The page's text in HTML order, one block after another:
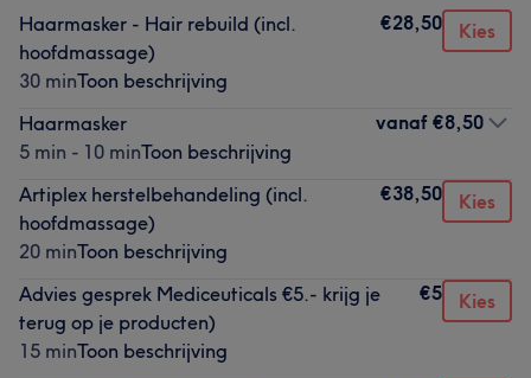
Haarmasker - Hair rebuild (incl.
hoofdmassage)
30 minToon beschrijving
€28,50 Kies
Haarmasker
5 min - 10 minToon beschrijving
vanaf €8,50
Artiplex herstelbehandeling (incl.
hoofdmassage)
20 minToon beschrijving
€38,50 Kies
Advies gesprek Mediceuticals €5.- krijg je
terug op je producten)
15 minToon beschrijving
€5 Kies